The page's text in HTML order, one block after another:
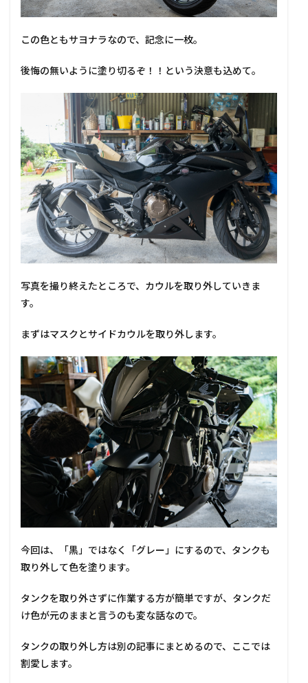
この色ともサヨナラなので、記念に一枚。
後悔の無いように塗り切るぞ！！という決意も込めて。
写真を撮り終えたところで、カウルを取り外していきま
す。
まずはマスクとサイドカウルを取り外します。
今回は、「黒」ではなく「グレー」にするので、タンクも
取り外して色を塗ります。
タンクを取り外さずに作業する方が簡単ですが、タンクだ
け色が元のままと言うのも変な話なので。
タンクの取り外し方は別の記事にまとめるので、ここでは
割愛します。